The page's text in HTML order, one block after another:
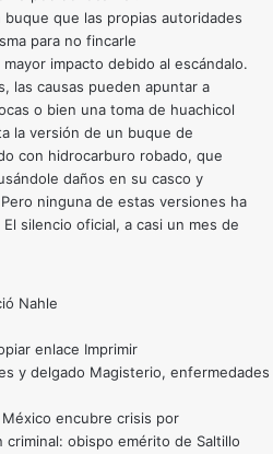
que las propias autoridades
para no fincarle
impacto debido al escándalo.
las causas pueden apuntar a
o bien una toma de huachicol
la versión de un buque de
con hidrocarburo robado, que
daños en su casco y
ninguna de estas versiones ha
silencio oficial, a casi un mes de
Nahle
enlace Imprimir
Magisterio, enfermedades
México encubre crisis por
obispo emérito de Saltillo